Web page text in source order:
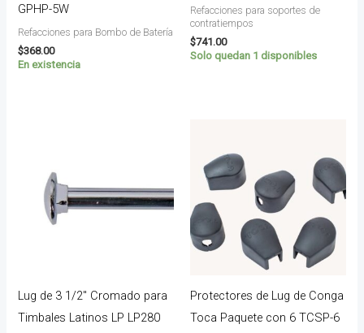
GPHP-5W
Refacciones para Bombo de Batería
$368.00
En existencia
Refacciones para soportes de
contratiempos
$741.00
Solo quedan 1 disponibles
Lug de 3 1/2″ Cromado para
Timbales Latinos LP LP280
Protectores de Lug de Conga
Toca Paquete con 6 TCSP-6